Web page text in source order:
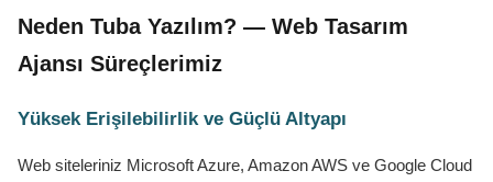
Neden Tuba Yazılım? — Web Tasarım
Ajansı Süreçlerimiz
Yüksek Erişilebilirlik ve Güçlü Altyapı
Web siteleriniz Microsoft Azure, Amazon AWS ve Google Cloud